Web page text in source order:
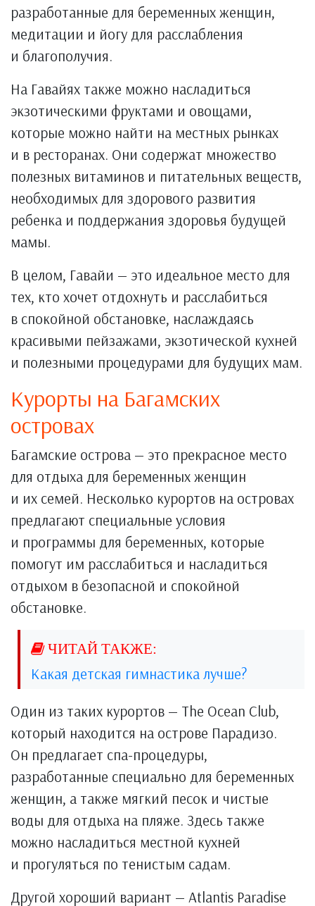
разработанные для беременных женщин,
медитации и йогу для расслабления
и благополучия.
На Гавайях также можно насладиться
экзотическими фруктами и овощами,
которые можно найти на местных рынках
и в ресторанах. Они содержат множество
полезных витаминов и питательных веществ,
необходимых для здорового развития
ребенка и поддержания здоровья будущей
мамы.
В целом, Гавайи — это идеальное место для
тех, кто хочет отдохнуть и расслабиться
в спокойной обстановке, наслаждаясь
красивыми пейзажами, экзотической кухней
и полезными процедурами для будущих мам.
Курорты на Багамских
островах
Багамские острова — это прекрасное место
для отдыха для беременных женщин
и их семей. Несколько курортов на островах
предлагают специальные условия
и программы для беременных, которые
помогут им расслабиться и насладиться
отдыхом в безопасной и спокойной
обстановке.
Какая детская гимнастика лучше?
Один из таких курортов — The Ocean Club,
который находится на острове Парадизо.
Он предлагает спа-процедуры,
разработанные специально для беременных
женщин, а также мягкий песок и чистые
воды для отдыха на пляже. Здесь также
можно насладиться местной кухней
и прогуляться по тенистым садам.
Другой хороший вариант — Atlantis Paradise